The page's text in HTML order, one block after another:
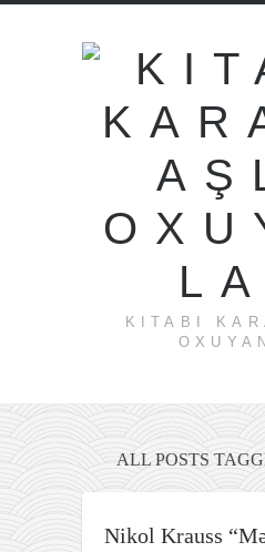
KITABI
ALL POSTS
Nikol Krauss